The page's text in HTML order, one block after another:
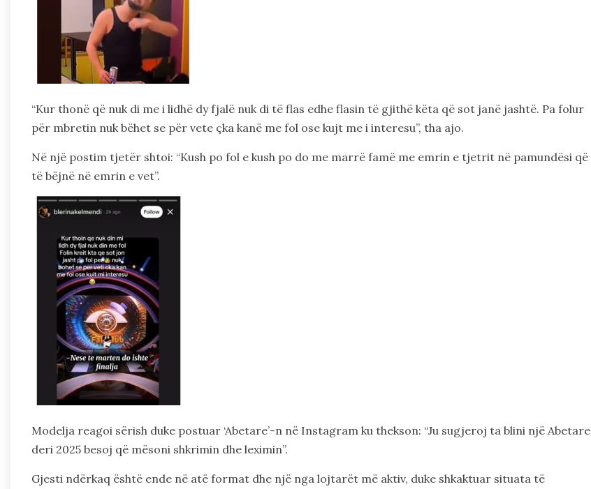
“Kur thonë që nuk di me i lidhë dy fjalë nuk di të flas edhe flasin të gjithë këta që sot janë jashtë. Pa folur
për mbretin nuk bëhet se për vete çka kanë me fol ose kujt me i interesu”, tha ajo.
Në një postim tjetër shtoi: “Kush po fol e kush po do me marrë famë me emrin e tjetrit në pamundësi që
të bëjnë në emrin e vet”.
Modelja reagoi sërish duke postuar ‘Abetare’-n në Instagram ku thekson: “Ju sugjeroj ta blini një Abetare
deri 2025 besoj që mësoni shkrimin dhe leximin”.
Gjesti ndërkaq është ende në atë format dhe një nga lojtarët më aktiv, duke shkaktuar situata të